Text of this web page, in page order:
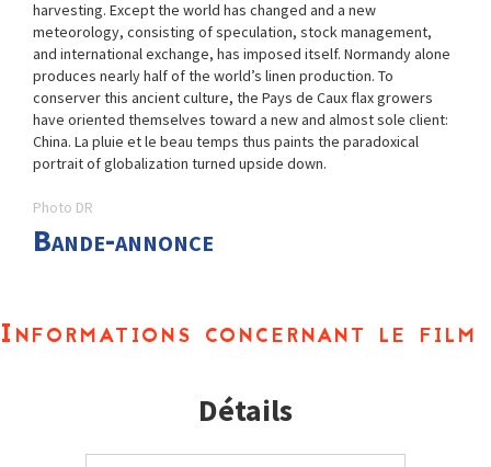
harvesting. Except the world has changed and a new
meteorology, consisting of speculation, stock management,
and international exchange, has imposed itself. Normandy alone
produces nearly half of the world’s linen production. To
conserver this ancient culture, the Pays de Caux flax growers
have oriented themselves toward a new and almost sole client:
China. La pluie et le beau temps thus paints the paradoxical
portrait of globalization turned upside down.
Photo DR
Bande-annonce
Informations concernant le film
Détails